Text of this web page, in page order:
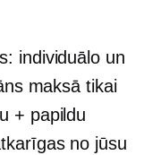
individuālo un
maksā tikai
+ papildu
no jūsu